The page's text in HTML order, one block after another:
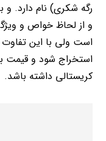
رگه شکری) نام
و از لحاظ خواص و
است ولی با این تفاوت
استخراج شود و قیمت
کریستالی داشته باشد.